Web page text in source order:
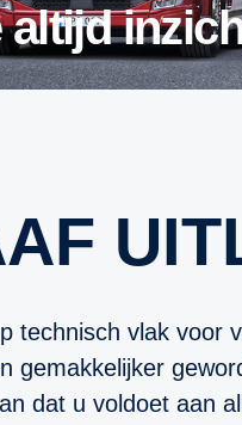
altijd
technisch vlak
gemakkelijker
dat u voldoet aan